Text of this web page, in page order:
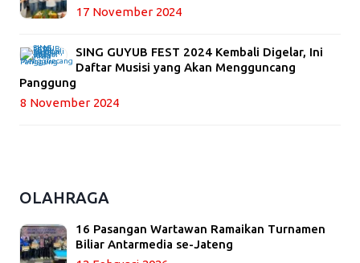
17 November 2024
SING GUYUB FEST 2024 Kembali Digelar, Ini
Daftar Musisi yang Akan Mengguncang
Panggung
8 November 2024
OLAHRAGA
16 Pasangan Wartawan Ramaikan Turnamen
Biliar Antarmedia se-Jateng